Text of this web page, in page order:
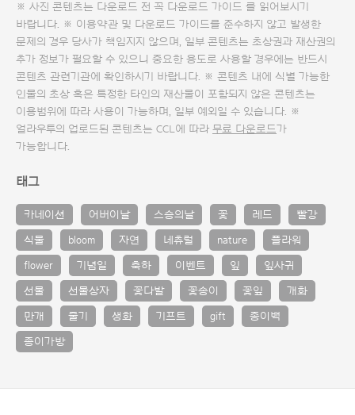
※ 사진 콘텐츠는 다운로드 전 꼭 다운로드 가이드 를 읽어보시기
바랍니다. ※ 이용약관 및 다운로드 가이드를 준수하지 않고 발생한
문제의 경우 당사가 책임지지 않으며, 일부 콘텐츠는 초상권과 재산권의
추가 정보가 필요할 수 있으니 중요한 용도로 사용할 경우에는 반드시
콘텐츠 관련기관에 확인하시기 바랍니다. ※ 콘텐츠 내에 식별 가능한
인물의 초상 혹은 특정한 타인의 재산물이 포함되지 않은 콘텐츠는
이용범위에 따라 사용이 가능하며, 일부 예외일 수 있습니다. ※
얼라우투의 업로드된 콘텐츠는 CCL에 따라 무료 다운로드가
가능합니다.
태그
카네이션 어버이날 스승의날 꽃 레드 빨강
식물 bloom 자연 네츄럴 nature 플라워
flower 기념일 축하 이벤트 잎 잎사귀
선물 선물상자 꽃다발 꽃송이 꽃잎 개화
만개 줄기 생화 기프트 gift 종이백
종이가방